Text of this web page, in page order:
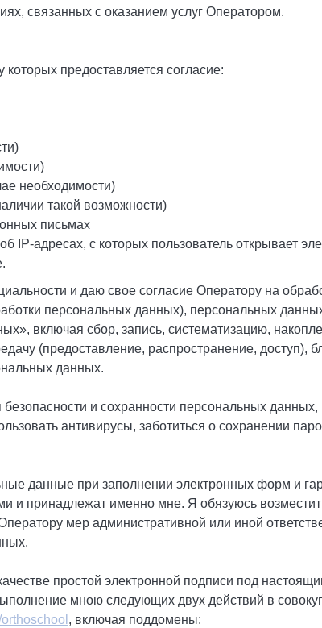
связанных с оказанием услуг Оператором.
предоставляется согласие:
необходимости)
такой возможности)
письмах
IP-адресах, с которых пользователь открывает
и даю свое согласие Оператору на
персональных данных), персональных
включая сбор, запись, систематизацию,
(предоставление, распространение, доступ),
данных.
и сохранности персональных
антивирусы, заботиться о сохранении
данные при заполнении электронных форм и
и принадлежат именно мне. Я обязуюсь
мер административной или иной
простой электронной подписи под
мною следующих двух действий в
, включая поддомены: